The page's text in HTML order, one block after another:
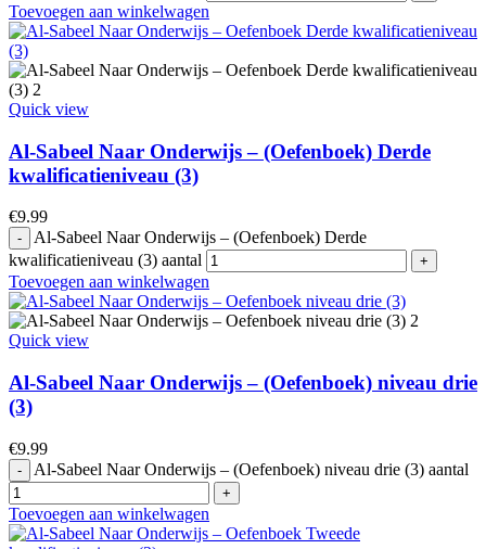
Toevoegen aan winkelwagen
Quick view
Al-Sabeel Naar Onderwijs – (Oefenboek) Derde
kwalificatieniveau (3)
€9.99
Al-Sabeel Naar Onderwijs – (Oefenboek) Derde
kwalificatieniveau (3) aantal
Toevoegen aan winkelwagen
Quick view
Al-Sabeel Naar Onderwijs – (Oefenboek) niveau drie
(3)
€9.99
Al-Sabeel Naar Onderwijs – (Oefenboek) niveau drie (3) aantal
Toevoegen aan winkelwagen